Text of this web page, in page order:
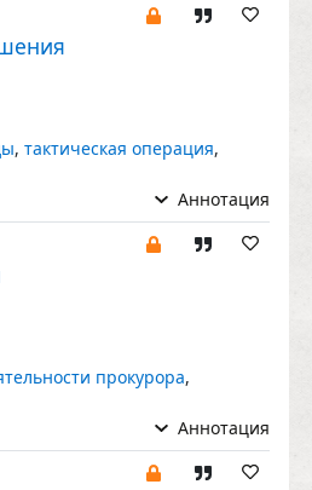
, тактическая операция,
Аннотация
прокурора,
Аннотация